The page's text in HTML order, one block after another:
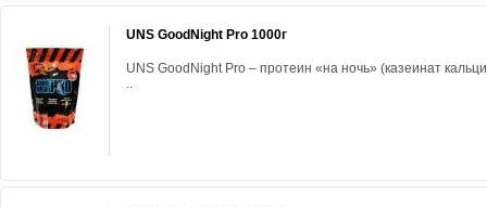
UNS GoodNight Pro 1000г
UNS GoodNight Pro – протеин «на ночь» (казеинат
..